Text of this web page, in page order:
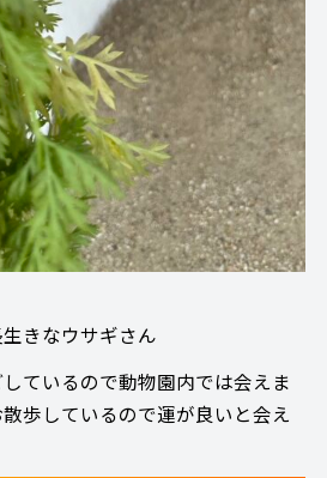
きなウサギさん
ているので動物園内では会えま
歩しているので運が良いと会え